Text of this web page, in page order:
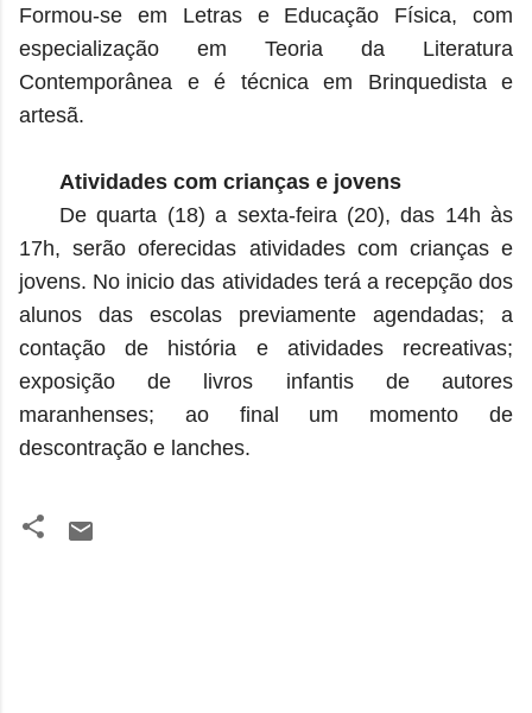
Formou-se em Letras e Educação Física, com
especialização em Teoria da Literatura
Contemporânea e é técnica em Brinquedista e
artesã.
Atividades com crianças e jovens
De quarta (18) a sexta-feira (20), das 14h às
17h, serão oferecidas atividades com crianças e
jovens. No inicio das atividades terá a recepção dos
alunos das escolas previamente agendadas; a
contação de história e atividades recreativas;
exposição de livros infantis de autores
maranhenses; ao final um momento de
descontração e lanches.